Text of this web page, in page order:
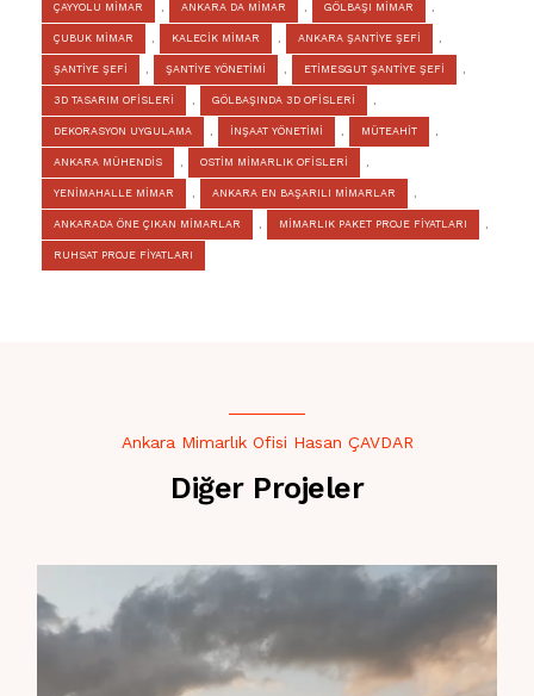
ÇAYYOLU MİMAR , ANKARA DA MİMAR , GÖLBAŞI MİMAR ,
ÇUBUK MİMAR , KALECİK MİMAR , ANKARA ŞANTİYE ŞEFİ ,
ŞANTİYE ŞEFİ , ŞANTİYE YÖNETİMİ , ETİMESGUT ŞANTİYE ŞEFİ ,
3D TASARIM OFİSLERİ , GÖLBAŞINDA 3D OFİSLERİ ,
DEKORASYON UYGULAMA , İNŞAAT YÖNETİMİ , MÜTEAHİT ,
ANKARA MÜHENDİS , OSTİM MİMARLIK OFİSLERİ ,
YENİMAHALLE MİMAR , ANKARA EN BAŞARILI MİMARLAR ,
ANKARADA ÖNE ÇIKAN MİMARLAR , MİMARLIK PAKET PROJE FİYATLARI ,
RUHSAT PROJE FİYATLARI
Ankara Mimarlık Ofisi Hasan ÇAVDAR
Diğer Projeler